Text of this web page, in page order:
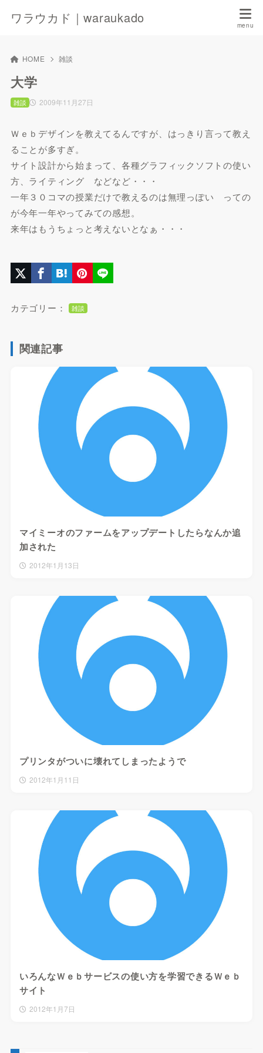
ワラウカド｜waraukado
HOME 雑談
大学
2009年11月27日
雑談
Ｗｅｂデザインを教えてるんですが、はっきり言って教え
ることが多すぎ。
サイト設計から始まって、各種グラフィックソフトの使い
方、ライティング などなど・・・
一年３０コマの授業だけで教えるのは無理っぽい っての
が今年一年やってみての感想。
来年はもうちょっと考えないとなぁ・・・
カテゴリー： 雑談
関連記事
マイミーオのファームをアップデートしたらなんか追
加された
2012年1月13日
プリンタがついに壊れてしまったようで
2012年1月11日
いろんなＷｅｂサービスの使い方を学習できるＷｅｂ
サイト
2012年1月7日